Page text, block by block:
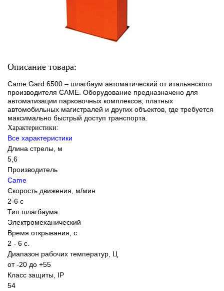
Описание товара:
Came Gard 6500 – шлагбаум автоматический от итальянского
производителя CAME. Оборудование предназначено для
автоматизации парковочных комплексов, платных
автомобильных магистралей и других объектов, где требуется
максимально быстрый доступ транспорта.
Характеристики:
Все характеристики
Длина стрелы, м
5,6
Производитель
Came
Скорость движения, м/мин
2-6 с
Тип шлагбаума
Электромеханический
Время открывания, с
2 - 6 с.
Диапазон рабочих температур, Ц
от -20 до +55
Класс защиты, IP
54